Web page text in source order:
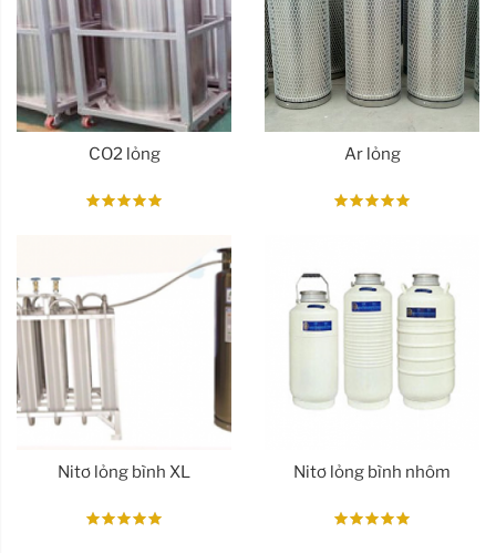
CO2 lỏng Ar lỏng
Nitơ lỏng bình XL Nitơ lỏng bình nhôm